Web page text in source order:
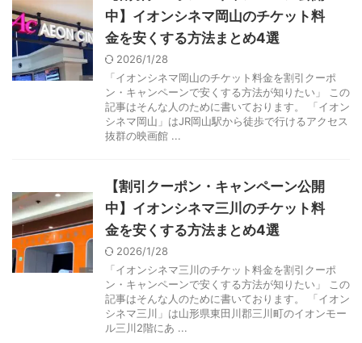
中】イオンシネマ岡山のチケット料
金を安くする方法まとめ4選
2026/1/28
「イオンシネマ岡山のチケット料金を割引クーポ
ン・キャンペーンで安くする方法が知りたい」 この
記事はそんな人のために書いております。 「イオン
シネマ岡山」はJR岡山駅から徒歩で行けるアクセス
抜群の映画館 ...
【割引クーポン・キャンペーン公開
中】イオンシネマ三川のチケット料
金を安くする方法まとめ4選
2026/1/28
「イオンシネマ三川のチケット料金を割引クーポ
ン・キャンペーンで安くする方法が知りたい」 この
記事はそんな人のために書いております。 「イオン
シネマ三川」は山形県東田川郡三川町のイオンモー
ル三川2階にあ ...